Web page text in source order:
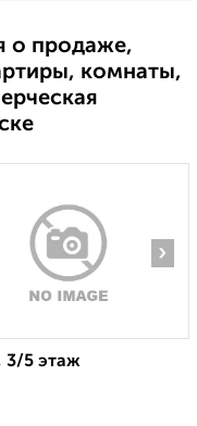
о продаже,
комнаты,
›
3/5 этаж